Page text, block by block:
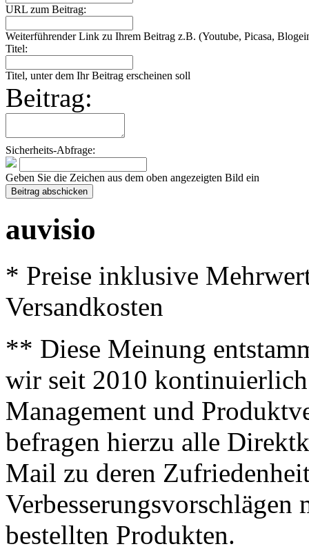
URL zum Beitrag:
Weiterführender Link zu Ihrem Beitrag z.B. (Youtube, Picasa,
Titel:
Titel, unter dem Ihr Beitrag erscheinen soll
Beitrag:
Sicherheits-Abfrage:
Geben Sie die Zeichen aus dem oben angezeigten Bild ein
auvisio
* Preise inklusive
Versandkosten
** Diese Meinung
wir seit 2010
Management und
befragen hierzu alle
Mail zu deren
bestellten Produkten.